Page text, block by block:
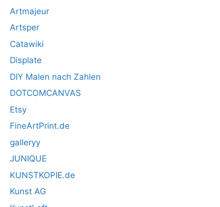
Artmajeur
Artsper
Catawiki
Displate
DIY Malen nach Zahlen
DOTCOMCANVAS
Etsy
FineArtPrint.de
galleryy
JUNIQUE
KUNSTKOPIE.de
Kunst AG